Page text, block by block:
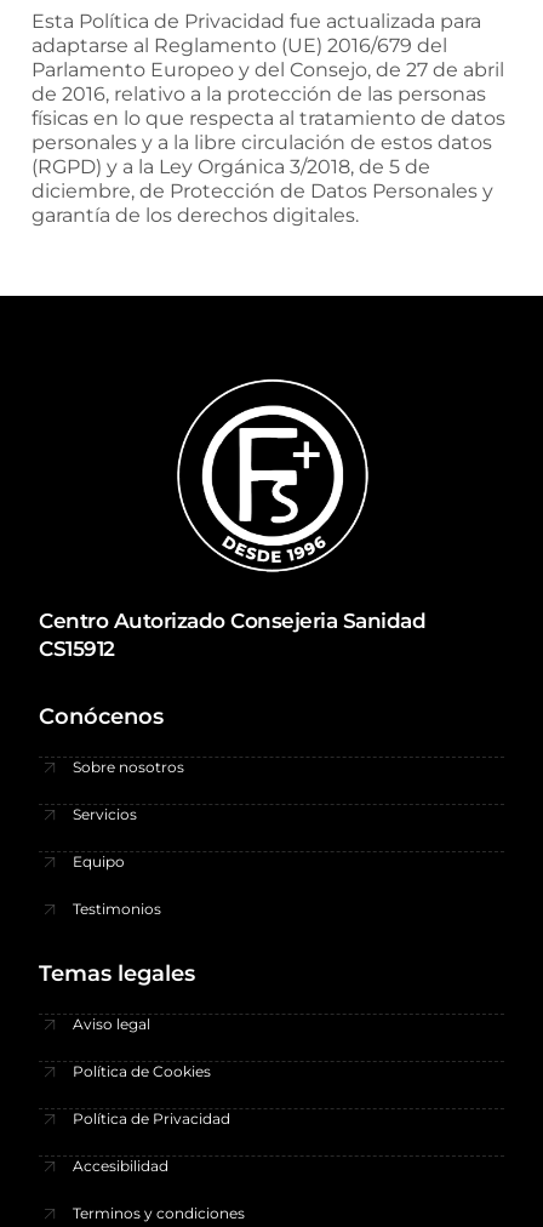
Esta Política de Privacidad fue actualizada para
adaptarse al Reglamento (UE) 2016/679 del
Parlamento Europeo y del Consejo, de 27 de abril
de 2016, relativo a la protección de las personas
físicas en lo que respecta al tratamiento de datos
personales y a la libre circulación de estos datos
(RGPD) y a la Ley Orgánica 3/2018, de 5 de
diciembre, de Protección de Datos Personales y
garantía de los derechos digitales.
Centro Autorizado Consejeria Sanidad
CS15912
Conócenos
Sobre nosotros
Servicios
Equipo
Testimonios
Temas legales
Aviso legal
Política de Cookies
Política de Privacidad
Accesibilidad
Terminos y condiciones